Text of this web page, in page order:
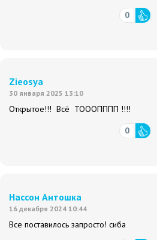
0
Zieosya
30 января 2025 13:10
Открытое!!! Всё ТОООПППП !!!!
0
Нассон Антошка
16 декабря 2024 10:44
Все поставилось запросто! сиба